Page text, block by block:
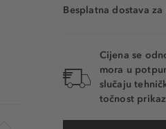
Killer Sapphire
Killer Camo
Killer
Killer Storm
Besplatna dostava
Cijena se
mora u
slučaju
točnost